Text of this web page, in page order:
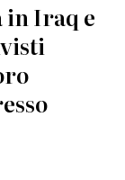
in Iraq e